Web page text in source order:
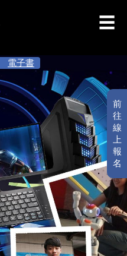
前
往
線
上
報
名
電子書